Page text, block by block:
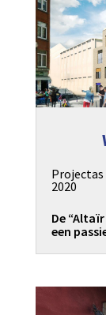
Projectas
2020
De
een